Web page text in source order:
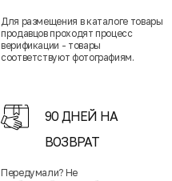
Для размещения в каталоге товары
продавцов проходят процесс
верификации - товары
соответствуют фотографиям.
90 ДНЕЙ НА
ВОЗВРАТ
Передумали? Не